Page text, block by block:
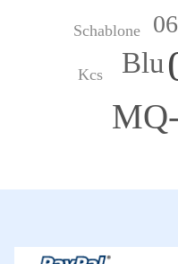
Blu
Kcs
Schablone